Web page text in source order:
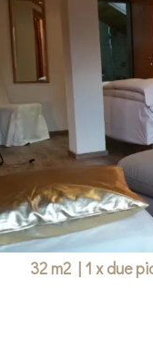
32 m2 | 1 x due